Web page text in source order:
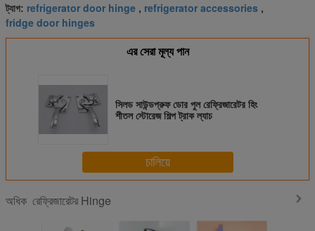
ট্যাগ: refrigerator door hinge , refrigerator accessories ,
fridge door hinges
এর সেরা মূল্য পান
সিলড সাউন্ডপ্রুফ ডোর পুল রেফ্রিজারেটর হিং
শীতল স্টোরেজ শিল্প ট্রাক ল্যাচ
চালিয়ে
অধিক রেফ্রিজারেটর Hinge